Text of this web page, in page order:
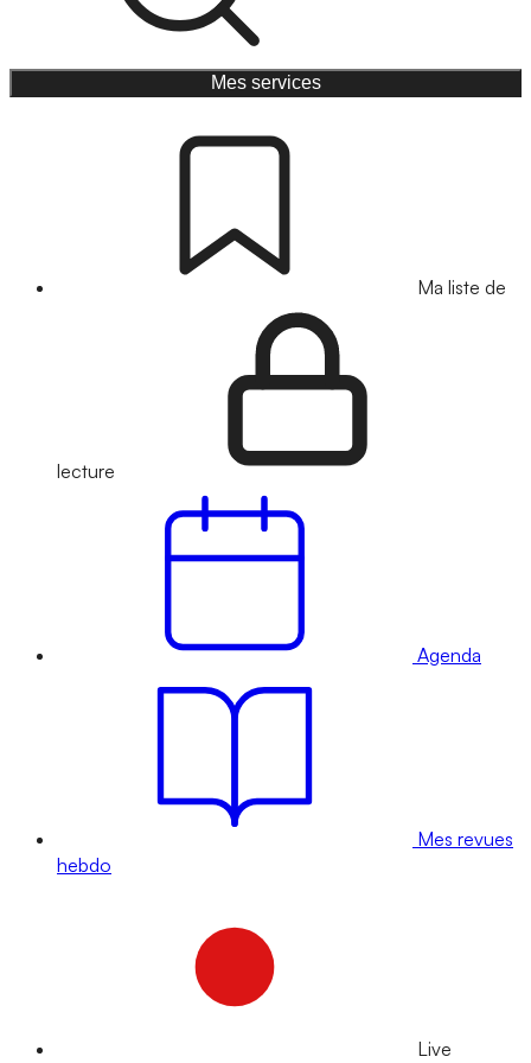
Mes services
Ma liste de
lecture
Agenda
Mes revues
hebdo
Live